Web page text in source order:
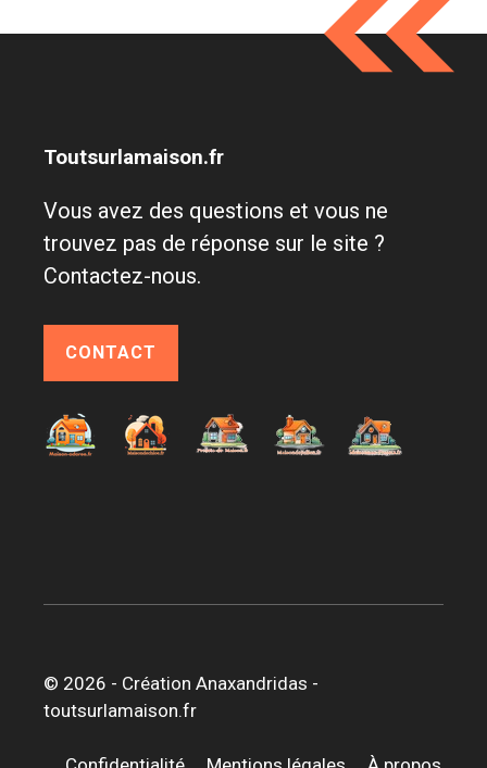
Toutsurlamaison.fr
Vous avez des questions et vous ne
trouvez pas de réponse sur le site ?
Contactez-nous.
CONTACT
© 2026 - Création Anaxandridas -
toutsurlamaison.fr